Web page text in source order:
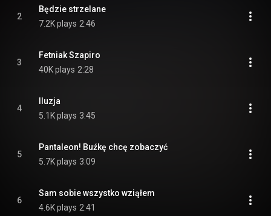
2
Będzie strzelane
7.2K plays 2:46
3
Fetniak Szapiro
40K plays 2:28
4
Iluzja
5.1K plays 3:45
5
Pantaleon! Buźkę chcę zobaczyć
5.7K plays 3:09
6
Sam sobie wszystko wziąłem
4.6K plays 2:41